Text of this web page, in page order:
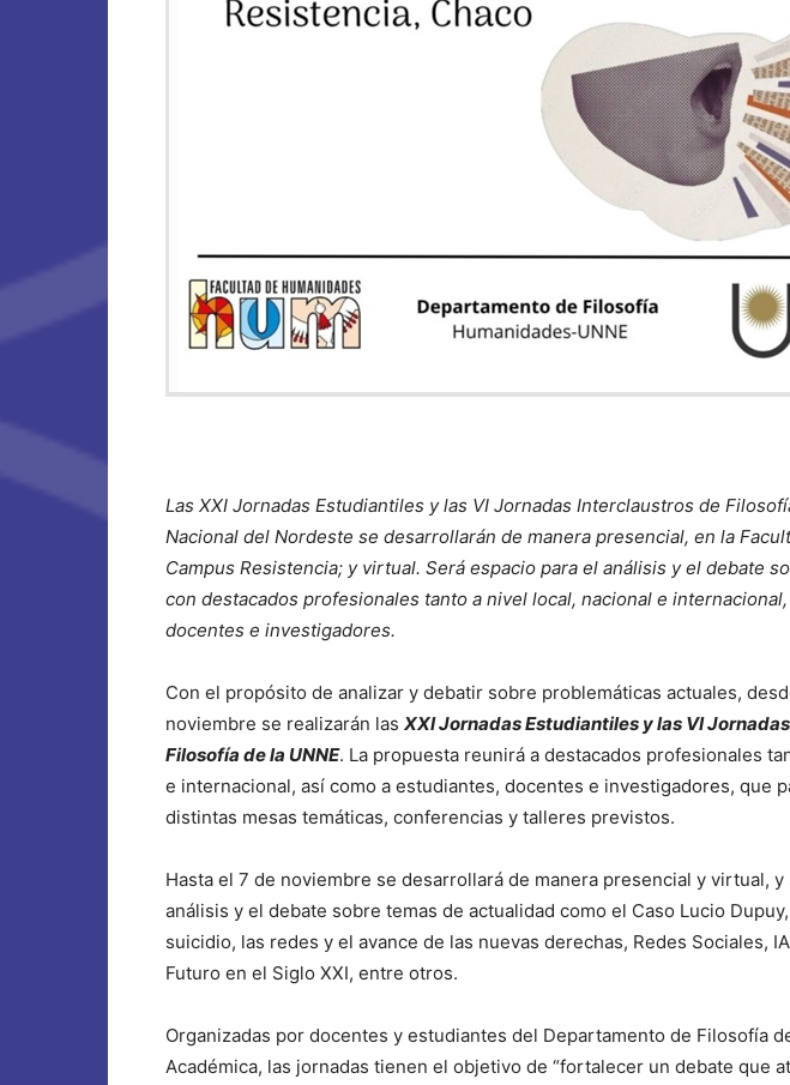
Las XXI Jornadas Estudiantiles y las VI Jornadas Interclaustros de
Nacional del Nordeste se desarrollarán de manera presencial, en la
Campus Resistencia; y virtual. Será espacio para el análisis y el debate
con destacados profesionales tanto a nivel local, nacional e
docentes e investigadores.
Con el propósito de analizar y debatir sobre problemáticas actuales,
noviembre se realizarán las XXI Jornadas Estudiantiles y las VI
Filosofía de la UNNE. La propuesta reunirá a destacados profesionales
e internacional, así como a estudiantes, docentes e investigadores, que
distintas mesas temáticas, conferencias y talleres previstos.
Hasta el 7 de noviembre se desarrollará de manera presencial y virtual, y
análisis y el debate sobre temas de actualidad como el Caso Lucio
suicidio, las redes y el avance de las nuevas derechas, Redes Sociales,
Futuro en el Siglo XXI, entre otros.
Organizadas por docentes y estudiantes del Departamento de Filosofía
Académica, las jornadas tienen el objetivo de “fortalecer un debate que